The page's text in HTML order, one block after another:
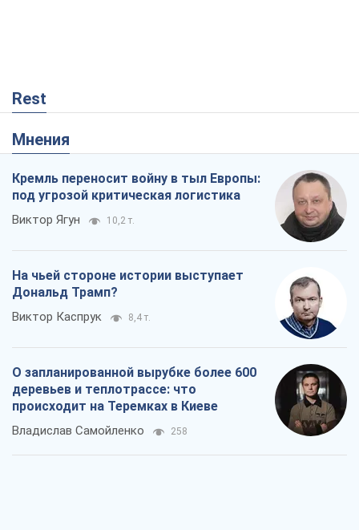
Rest
Мнения
Кремль переносит войну в тыл Европы:
под угрозой критическая логистика
Виктор Ягун 10,2 т.
На чьей стороне истории выступает
Дональд Трамп?
Виктор Каспрук 8,4 т.
О запланированной вырубке более 600
деревьев и теплотрассе: что
происходит на Теремках в Киеве
Владислав Самойленко 258